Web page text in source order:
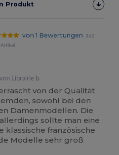
Produkt
von 1 Bewertungen
362
Librairie b.
von der Qualität
sowohl bei den
Damenmodellen. Die
sollte man eine
klassische französische
Modelle sehr groß